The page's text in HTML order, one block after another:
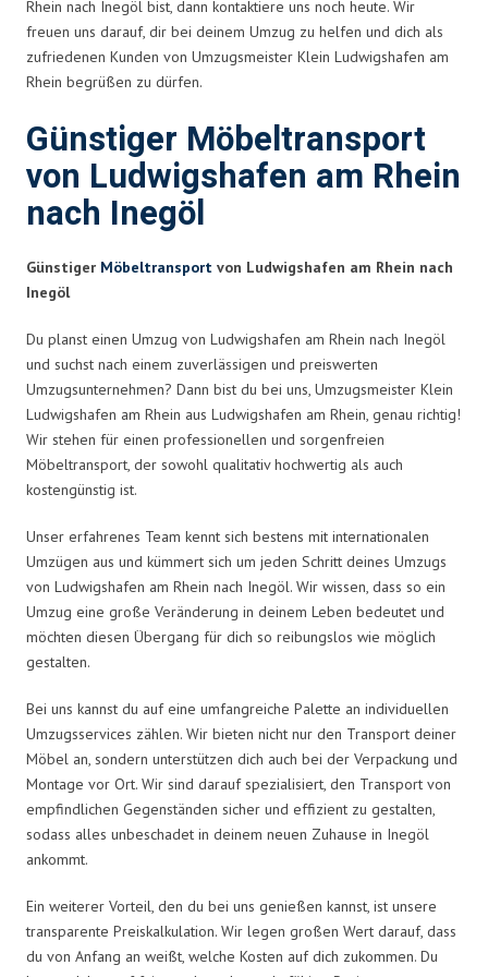
Rhein nach Inegöl bist, dann kontaktiere uns noch heute. Wir
freuen uns darauf, dir bei deinem Umzug zu helfen und dich als
zufriedenen Kunden von Umzugsmeister Klein Ludwigshafen am
Rhein begrüßen zu dürfen.
Günstiger Möbeltransport
von Ludwigshafen am Rhein
nach Inegöl
Günstiger Möbeltransport von Ludwigshafen am Rhein nach
Inegöl
Du planst einen Umzug von Ludwigshafen am Rhein nach Inegöl
und suchst nach einem zuverlässigen und preiswerten
Umzugsunternehmen? Dann bist du bei uns, Umzugsmeister Klein
Ludwigshafen am Rhein aus Ludwigshafen am Rhein, genau richtig!
Wir stehen für einen professionellen und sorgenfreien
Möbeltransport, der sowohl qualitativ hochwertig als auch
kostengünstig ist.
Unser erfahrenes Team kennt sich bestens mit internationalen
Umzügen aus und kümmert sich um jeden Schritt deines Umzugs
von Ludwigshafen am Rhein nach Inegöl. Wir wissen, dass so ein
Umzug eine große Veränderung in deinem Leben bedeutet und
möchten diesen Übergang für dich so reibungslos wie möglich
gestalten.
Bei uns kannst du auf eine umfangreiche Palette an individuellen
Umzugsservices zählen. Wir bieten nicht nur den Transport deiner
Möbel an, sondern unterstützen dich auch bei der Verpackung und
Montage vor Ort. Wir sind darauf spezialisiert, den Transport von
empfindlichen Gegenständen sicher und effizient zu gestalten,
sodass alles unbeschadet in deinem neuen Zuhause in Inegöl
ankommt.
Ein weiterer Vorteil, den du bei uns genießen kannst, ist unsere
transparente Preiskalkulation. Wir legen großen Wert darauf, dass
du von Anfang an weißt, welche Kosten auf dich zukommen. Du